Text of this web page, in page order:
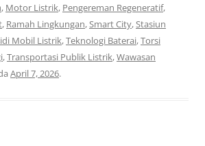
, Motor Listrik, Pengereman Regeneratif,
, Ramah Lingkungan,Smart City,Stasiun
Mobil Listrik,Teknologi Baterai,Torsi
,Transportasi Publik Listrik,Wawasan
April 7, 2026.